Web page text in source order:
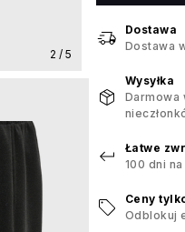
2 / 5
Dostawa
Dostawa
Wysyłka
Darmowa
Łatwe
100 dni
Ceny
Odblokuj